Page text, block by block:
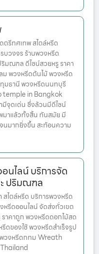
รีทศเทพ สไตล์หรีด
บวงจร ร้านพวงหรีด
มณฑล ดีไซน์สวยหรู ราคา
พวงหรีดต้นไม้ พวงหรีด
มธานี พวงหรีดนนทบุรี
in Bangkok
มีจุดเด่น ซึ่งล้วนมีดีไซน์
มาแล้วทั้งสิ้น ทันสมัย มี
นมากยิ่งขึ้น สะท้อนความ
นไลน์ บริการจัด
ปริมณฑล
ไตล์หรีด บริการพวงหรีด
รีดออนไลน์ จัดส่งทั่วเขต
าคาถูก พวงหรีดดอกไม้สด
ของใช้ พวงหรีดสำเร็จรูป
วงหรีดกทม Wreath